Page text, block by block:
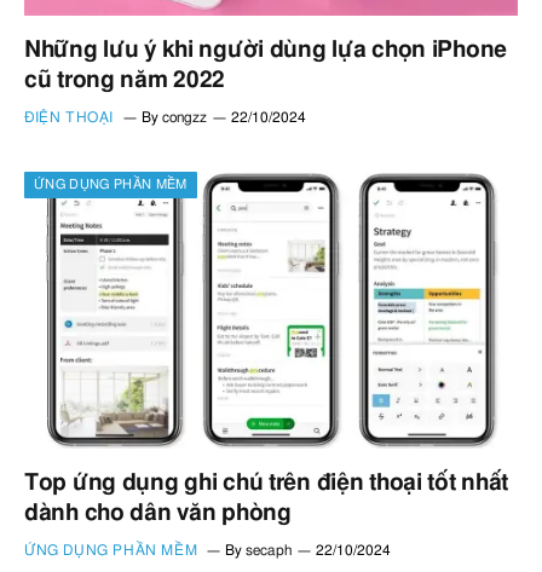
Những lưu ý khi người dùng lựa chọn iPhone
cũ trong năm 2022
ĐIỆN THOẠI By congzz 22/10/2024
ỨNG DỤNG PHẦN MỀM
Top ứng dụng ghi chú trên điện thoại tốt nhất
dành cho dân văn phòng
ỨNG DỤNG PHẦN MỀM By secaph 22/10/2024